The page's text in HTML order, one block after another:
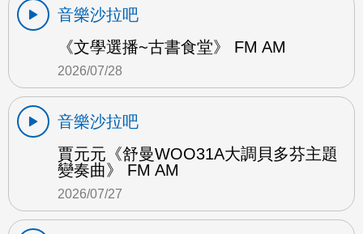
音樂沙拉吧
《文學選播~古書食堂》 FM AM
2026/07/28
音樂沙拉吧
賈元元《舒曼WOO31A大調貝多芬主題
變奏曲》 FM AM
2026/07/27